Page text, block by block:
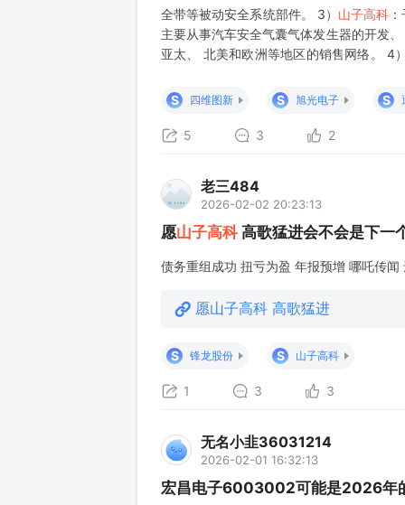
全带等被动安全系统部件。 3） 山子高科
主要从事汽车安全气囊气体发生器的开发
亚太、 北美和欧洲等地区的销售网络。 4
金龙客车、上汽大通等。 5）拓
S 四维图新 S 旭光电子 S
5 3 2
老三484
2026-02-02 20:23:13
愿山子高科高歌猛进会不会是下一
债务重组成功 扭亏为盈 年报预增 哪吒传
愿山子高科 高歌猛进
S 锋龙股份 S 山子高科
1 3 3
无名小韭36031214
2026-02-01 16:32:13
宏昌电子6003002可能是2026年